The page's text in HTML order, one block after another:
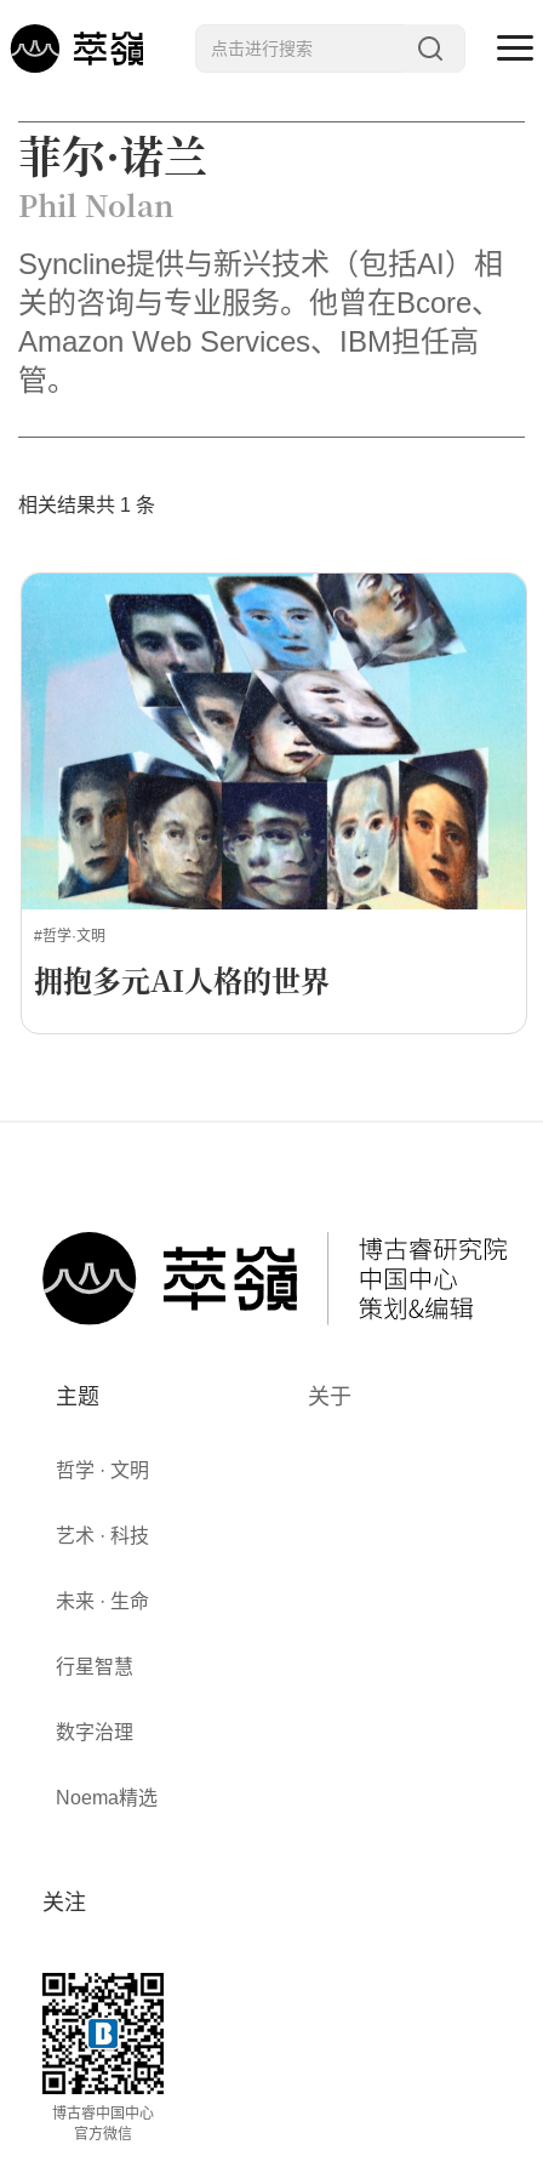
哲学 · 文明
行星智慧
数字治理
菲尔·诺兰
Phil Nolan
Syncline提供与新兴技术（包括AI）相
关的咨询与专业服务。他曾在Bcore、
Amazon Web Services、IBM担任高
管。
相关结果共 1 条
#哲学·文明
拥抱多元AI人格的世界
主题
哲学 · 文明
艺术 · 科技
未来 · 生命
行星智慧
数字治理
Noema精选
关于
关注
博古睿中国中心
官方微信